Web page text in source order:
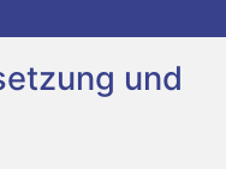
und